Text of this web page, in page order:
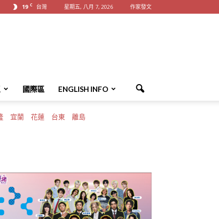
19 C 台灣 星期五, 八月 7, 2026 作家發文
國際區 ENGLISH INFO
宜蘭 花蓮 台東 離島